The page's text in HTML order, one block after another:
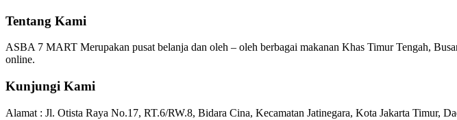
Tentang Kami
ASBA 7 MART Merupakan pusat belanja dan oleh – oleh berbagai makanan Khas Timur Tengah,
online.
Kunjungi Kami
Alamat : Jl. Otista Raya No.17, RT.6/RW.8, Bidara Cina, Kecamatan Jatinegara, Kota Jakarta Timur,